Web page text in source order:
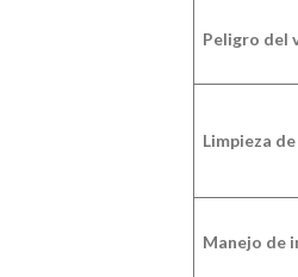
Peligro del
Limpieza
Manejo de